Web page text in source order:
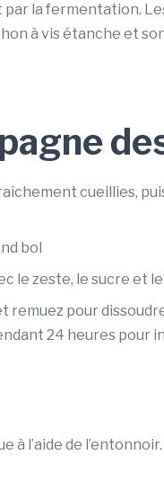
la fermentation.
à vis étanche et
cueillies,
bol
le zeste, le sucre et
remuez pour
24 heures pour
à l’aide de l’entonnoir.